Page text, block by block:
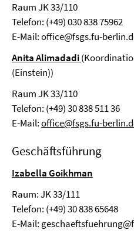
Raum JK 33/110
Telefon: (+49) 030 838 75962
E-Mail:office@fsgs.fu-
Anita Alimadadi
(Einstein))
Raum JK 33/110
Telefon: (+49) 30 838 511 36
E-Mail:office@fsgs.fu-
Geschäftsführung
Izabella Goikhman
Raum: JK 33/111
Telefon: (+49) 30 838 65648
E-Mail: